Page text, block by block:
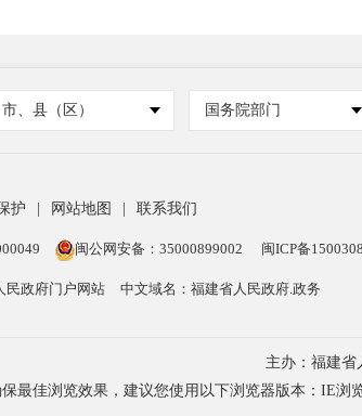
市、县（区） 国务院部门
护 网站地图 联系我们
闽公网安备：35000899002 闽ICP备
民政府门户网站 中文域名：福建省人民政府.政务
主办：福建省
最佳浏览效果，建议您使用以下浏览器版本：IE浏